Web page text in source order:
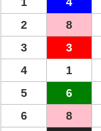
2
8
3
3
4
1
5
6
6
8